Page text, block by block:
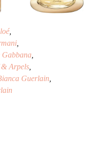
,
,
,
& Arpels,
Guerlain